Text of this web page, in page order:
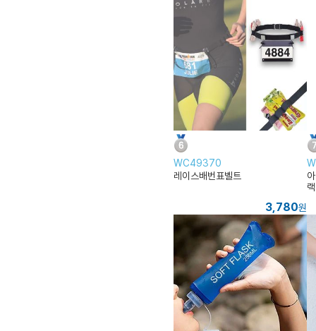
WC49370
레이스배번표벨트
3,780원
랙